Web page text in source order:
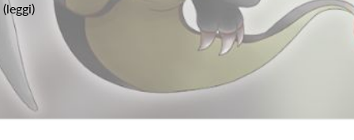
(leggi)